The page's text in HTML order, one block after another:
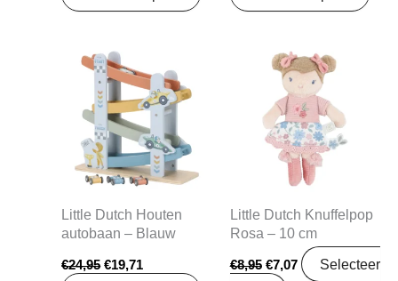
Little Dutch Houten
autobaan – Blauw
€24,95
Oorspronkelijke
prijs
was:
€24,95.
€19,71
prijs
€19,71.
Little Dutch Knuffelpop
Rosa – 10 cm
€8,95
Oorspronkelijke
prijs
was:
€8,95.
€7,07
Huidige
prijs
is:
€7,07.
Selecteer